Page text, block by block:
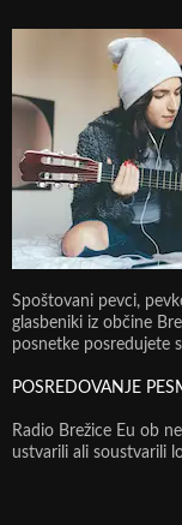
Spoštovani pevci,
glasbeniki iz občine
posnetke posredujete
POSREDOVANJE
Radio Brežice Eu ob
ustvarili ali soustvarili